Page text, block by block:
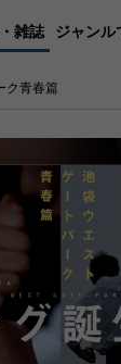
雑誌 ジャンル
ク青春篇